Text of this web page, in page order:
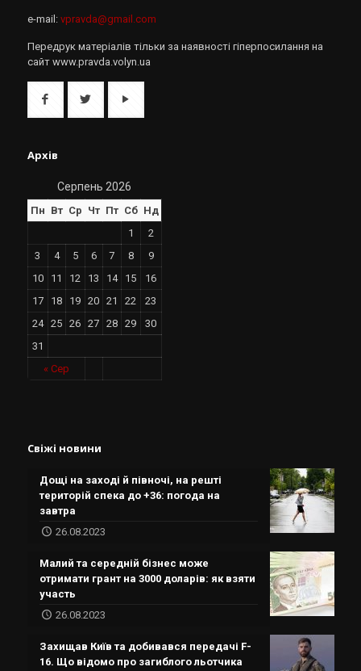
e-mail: vpravda@gmail.com
Передрук матеріалів тільки за наявності гіперпосилання на
сайт www.pravda.volyn.ua
Архів
Серпень 2026
Пн Вт Ср Чт Пт Сб Нд
« Сер
1
2
3
4 5 6 7 8
9
10
11 12 13 14 15
16
17
18 19 20 21 22
23
24
25 26 27 28 29
30
31
Свіжі новини
Дощі на заході й півночі, на решті
територій спека до +36: погода на
завтра
26.08.2023
Малий та середній бізнес може
отримати грант на 3000 доларів: як взяти
участь
26.08.2023
Захищав Київ та добивався передачі F-
16. Що відомо про загиблого льотчика